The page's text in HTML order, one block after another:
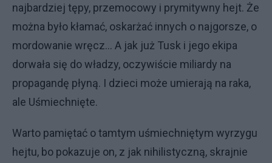
najbardziej tępy, przemocowy i prymitywny hejt. Że
można było kłamać, oskarżać innych o najgorsze, o
mordowanie wręcz... A jak już Tusk i jego ekipa
dorwała się do władzy, oczywiście miliardy na
propagandę płyną. I dzieci może umierają na raka,
ale Uśmiechnięte.
Warto pamiętać o tamtym uśmiechniętym wyrzygu
hejtu, bo pokazuje on, z jak nihilistyczną, skrajnie